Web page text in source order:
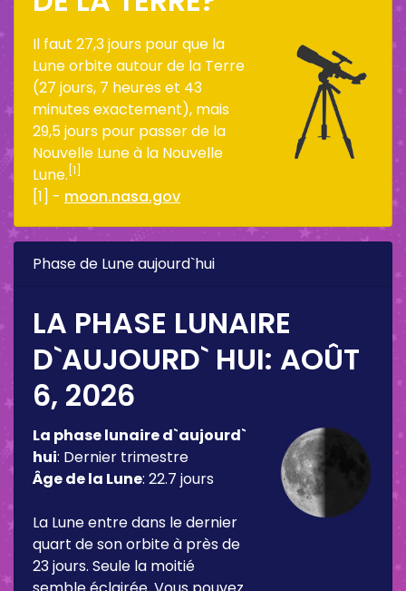
Il faut 27,3 jours pour que la
Lune orbite autour de la Terre
(27 jours, 7 heures et 43
minutes exactement), mais
29,5 jours pour passer de la
Nouvelle Lune à la Nouvelle
Lune. [1]
[1] - moon.nasa.gov
Phase de Lune aujourd`hui
LA PHASE LUNAIRE
D`AUJOURD` HUI: AOÛT
6, 2026
La phase lunaire d`aujourd`
hui: Dernier trimestre
Âge de la Lune: 22.7 jours
La Lune entre dans le dernier
quart de son orbite à près de
23 jours. Seule la moitié